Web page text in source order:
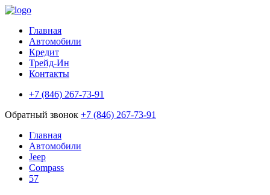
Главная
Автомобили
Кредит
Трейд-Ин
Контакты
+7 (846) 267-73-91
Обратный звонок +7 (846) 267-73-91
Главная
Автомобили
Jeep
Compass
57